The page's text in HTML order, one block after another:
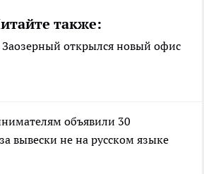
также:
открылся новый офис
объявили 30
вывески не на русском языке